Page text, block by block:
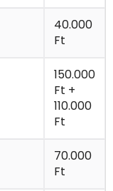
40.000
Ft
150.000
Ft +
110.000
Ft
70.000
Ft